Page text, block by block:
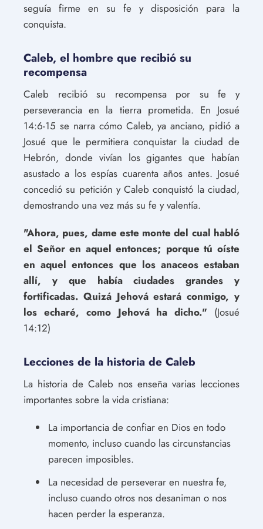
seguía firme en su fe y disposición para la
conquista.
Caleb, el hombre que recibió su
recompensa
Caleb recibió su recompensa por su fe y
perseverancia en la tierra prometida. En Josué
14:6-15 se narra cómo Caleb, ya anciano, pidió a
Josué que le permitiera conquistar la ciudad de
Hebrón, donde vivían los gigantes que habían
asustado a los espías cuarenta años antes. Josué
concedió su petición y Caleb conquistó la ciudad,
demostrando una vez más su fe y valentía.
"Ahora, pues, dame este monte del cual habló
el Señor en aquel entonces; porque tú oíste
en aquel entonces que los anaceos estaban
allí, y que había ciudades grandes y
fortificadas. Quizá Jehová estará conmigo, y
los echaré, como Jehová ha dicho." (Josué
14:12)
Lecciones de la historia de Caleb
La historia de Caleb nos enseña varias lecciones
importantes sobre la vida cristiana:
La importancia de confiar en Dios en todo
momento, incluso cuando las circunstancias
parecen imposibles.
La necesidad de perseverar en nuestra fe,
incluso cuando otros nos desaniman o nos
hacen perder la esperanza.